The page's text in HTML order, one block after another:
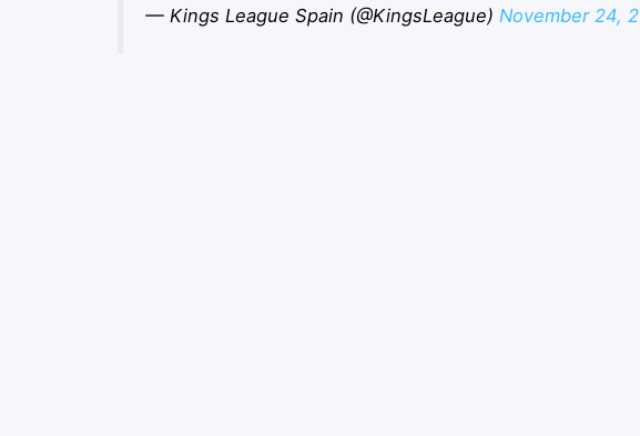
— Kings League Spain (@KingsLeague)November 24,